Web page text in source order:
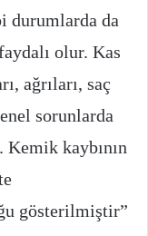
durumlarda da
olur. Kas
ağrıları, saç
sorunlarda
kaybının
gösterilmiştir”